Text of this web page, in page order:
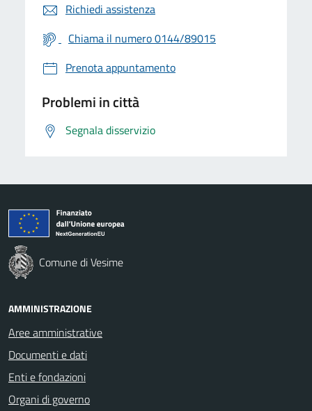
Richiedi assistenza
Chiama il numero 0144/89015
Prenota appuntamento
Problemi in città
Segnala disservizio
Comune di Vesime
AMMINISTRAZIONE
Aree amministrative
Documenti e dati
Enti e fondazioni
Organi di governo